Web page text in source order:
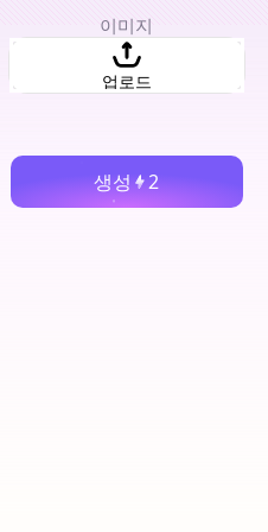
이미지
업로드
생성 2